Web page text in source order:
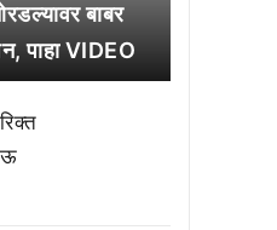
बाबर
पाहा VIDEO